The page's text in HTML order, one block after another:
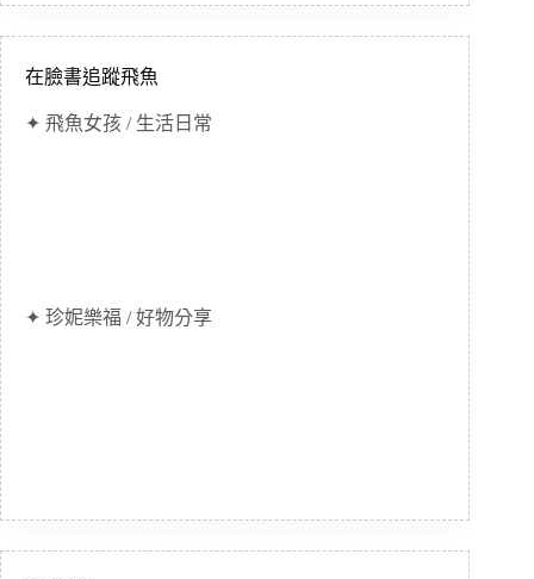
在臉書追蹤飛魚
✦ 飛魚女孩 / 生活日常
✦ 珍妮樂福 / 好物分享